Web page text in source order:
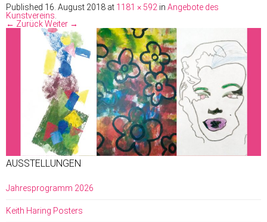
Published 16. August 2018 at 1181 × 592 in Angebote des
Kunstvereins.
← ZurückWeiter →
AUSSTELLUNGEN
Jahresprogramm 2026
Keith Haring Posters